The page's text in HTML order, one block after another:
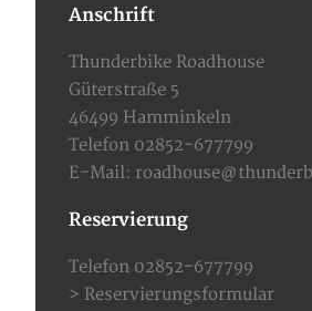
Anschrift
Thunderbike Roadhouse
Güterstraße 5
46499 Hamminkeln
Telefon 02852-677799
E-Mail:
Reservierung
Telefon 02852-677799
> Reservierungsformular